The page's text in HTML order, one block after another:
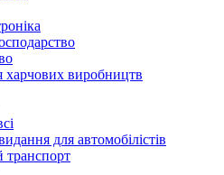
харчових виробництв
для автомобілістів
транспорт